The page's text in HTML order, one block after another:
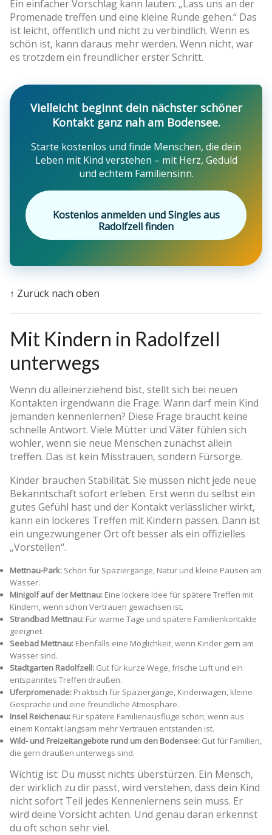
Ein einfacher Vorschlag kann lauten: „Lass uns an der
Promenade treffen und eine kleine Runde gehen.“ Das
ist leicht, öffentlich und nicht zu verbindlich. Wenn es
schön ist, kann daraus mehr werden. Wenn nicht, war
es trotzdem ein freundlicher erster Schritt.
Vielleicht beginnt dein nächster schöner
Kontakt ganz nah am Bodensee.
Starte kostenlos und finde Menschen, die dein
Leben mit Kind verstehen – mit Herz, Geduld
und echtem Familiensinn.
Kostenlos anmelden und Singles aus
Radolfzell finden
↑ Zurück nach oben
Mit Kindern in Radolfzell
unterwegs
Wenn du alleinerziehend bist, stellt sich bei neuen
Kontakten irgendwann die Frage: Wann darf mein Kind
jemanden kennenlernen? Diese Frage braucht keine
schnelle Antwort. Viele Mütter und Väter fühlen sich
wohler, wenn sie neue Menschen zunächst allein
treffen. Das ist kein Misstrauen, sondern Fürsorge.
Kinder brauchen Stabilität. Sie müssen nicht jede neue
Bekanntschaft sofort erleben. Erst wenn du selbst ein
gutes Gefühl hast und der Kontakt verlässlicher wirkt,
kann ein lockeres Treffen mit Kindern passen. Dann ist
ein ungezwungener Ort oft besser als ein offizielles
„Vorstellen“.
Mettnau-Park: Schön für Spaziergänge, Natur und kleine Pausen am
Wasser.
Minigolf auf der Mettnau: Eine lockere Idee für spätere Treffen mit
Kindern, wenn schon Vertrauen gewachsen ist.
Strandbad Mettnau: Für warme Tage und spätere Familienkontakte
geeignet.
Seebad Mettnau: Ebenfalls eine Möglichkeit, wenn Kinder gern am
Wasser sind.
Stadtgarten Radolfzell: Gut für kurze Wege, frische Luft und ein
entspanntes Treffen draußen.
Uferpromenade: Praktisch für Spaziergänge, Kinderwagen, kleine
Gespräche und eine freundliche Atmosphäre.
Insel Reichenau: Für spätere Familienausflüge schön, wenn aus
einem Kontakt langsam mehr Vertrauen entstanden ist.
Wild- und Freizeitangebote rund um den Bodensee: Gut für Familien,
die gern draußen unterwegs sind.
Wichtig ist: Du musst nichts überstürzen. Ein Mensch,
der wirklich zu dir passt, wird verstehen, dass dein Kind
nicht sofort Teil jedes Kennenlernens sein muss. Er
wird deine Vorsicht achten. Und genau daran erkennst
du oft schon sehr viel.